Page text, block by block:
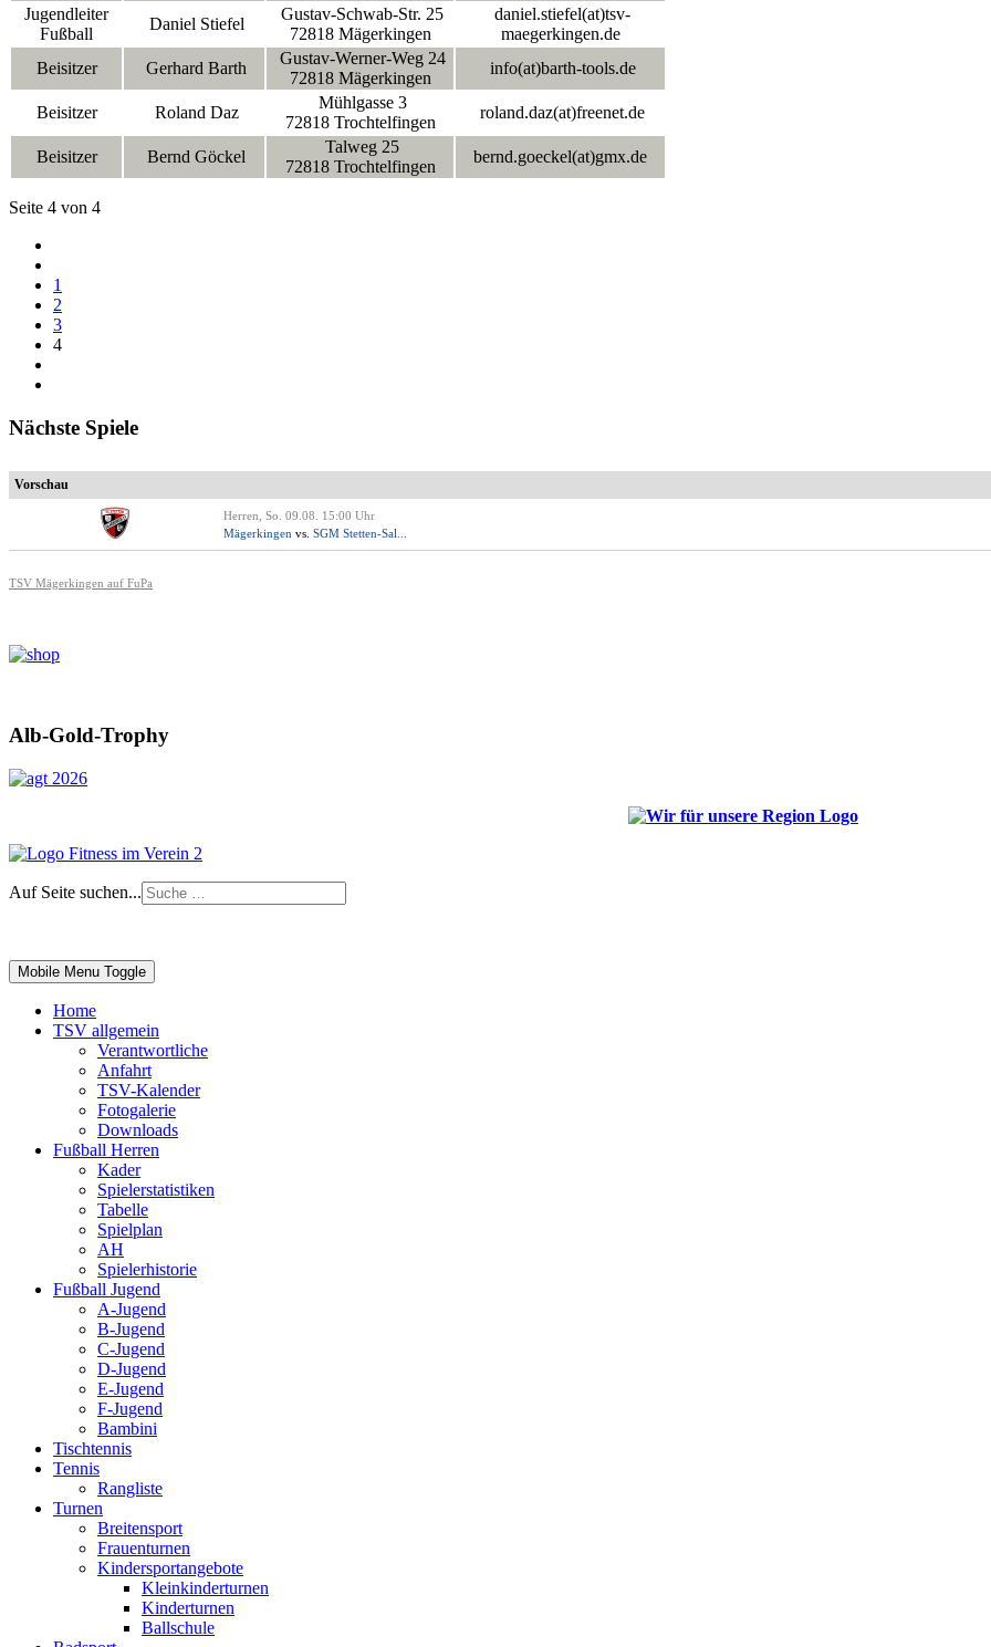
Jugendleiter
Fußball
Daniel Stiefel
Gustav-Schwab-Str. 25
72818 Mägerkingen
daniel.stiefel(at)tsv-
maegerkingen.de
Beisitzer
Gerhard Barth
Gustav-Werner-Weg 24
72818 Mägerkingen
info(at)barth-tools.de
Beisitzer Roland Daz
Mühlgasse 3
72818 Trochtelfingen
roland.daz(at)freenet.de
Beisitzer Bernd Göckel
Talweg 25
72818 Trochtelfingen
bernd.goeckel(at)gmx.de
Seite 4 von 4
1
2
3
4
Nächste Spiele
Vorschau
Herren, So. 09.08. 15:00 Uhr
Mägerkingen vs. SGM Stetten-Sal...
TSV Mägerkingen auf FuPa
Alb-Gold-Trophy
Auf Seite suchen...
Mobile Menu Toggle
Home
TSV allgemein
Verantwortliche
Anfahrt
TSV-Kalender
Fotogalerie
Downloads
Fußball Herren
Kader
Spielerstatistiken
Tabelle
Spielplan
AH
Spielerhistorie
Fußball Jugend
A-Jugend
B-Jugend
C-Jugend
D-Jugend
E-Jugend
F-Jugend
Bambini
Tischtennis
Tennis
Rangliste
Turnen
Breitensport
Frauenturnen
Kindersportangebote
Kleinkinderturnen
Kinderturnen
Ballschule